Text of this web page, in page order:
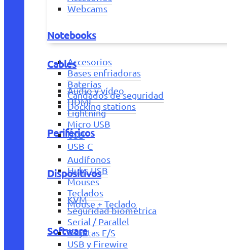
Webcams
Notebooks
Accesorios
Bases enfriadoras
Baterías
Candados de seguridad
Docking stations
Periféricos
Audífonos
Hubs USB
Mouses
Teclados
Mouse + Teclado
Software
Cables
Audio y vídeo
HDMI
Lightning
Micro USB
USB
USB-C
Dispositivos
KVM
Seguridad biométrica
Serial / Parallel
Tarjetas E/S
USB y Firewire